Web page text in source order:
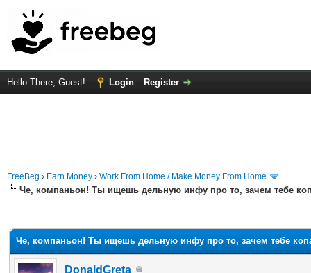
Hello There, Guest! Login Register
FreeBeg › Earn Money › Work From Home / Make Money From Home
Че, компаньон! Ты ищешь дельную инфу про то, зачем тебе
Че, компаньон! Ты ищешь дельную инфу про то, зачем тебе
DonaldGreta